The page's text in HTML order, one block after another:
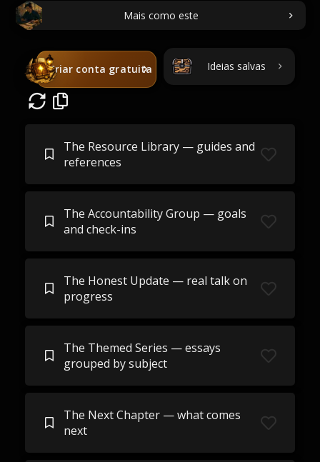
Mais como este
Criar conta gratuita Ideias salvas
The Resource Library — guides and
references
The Accountability Group — goals
and check-ins
The Honest Update — real talk on
progress
The Themed Series — essays
grouped by subject
The Next Chapter — what comes
next